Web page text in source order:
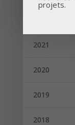
2021
2020
2019
2018
projets.